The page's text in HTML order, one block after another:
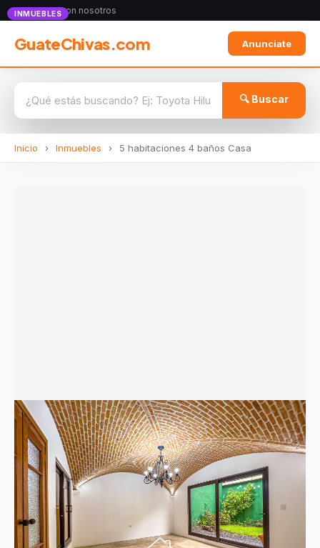
Anunciate con nosotros
GuateChivas.com Anunciate
🔍 Buscar
Inicio › Inmuebles › 5 habitaciones 4 baños Casa
INMUEBLES